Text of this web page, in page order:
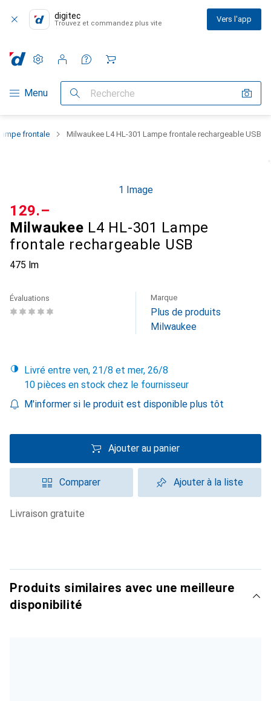
digitec
Trouvez et commandez plus vite Vers l'app
Navigation par catégorie
Menu Recherche
Paramètres
Compte client
Listes de comparaison
Listes d'envies
Panier
frontale Milwaukee L4 HL-301 Lampe frontale rechargeable USB
1 Image
Milwaukee L4 HL-301 Lampe
frontale rechargeable USB
475 lm
CHF
129.–
Évaluations Marque
Plus de produits
Milwaukee
Livré entre ven, 21/8 et mer, 26/8
10 pièces en stock chez le fournisseur
M'informer si le produit est disponible plus tôt
Ajouter au panier
Comparer Ajouter à la liste
livraison gratuite
Produits similaires avec une meilleure
disponibilité